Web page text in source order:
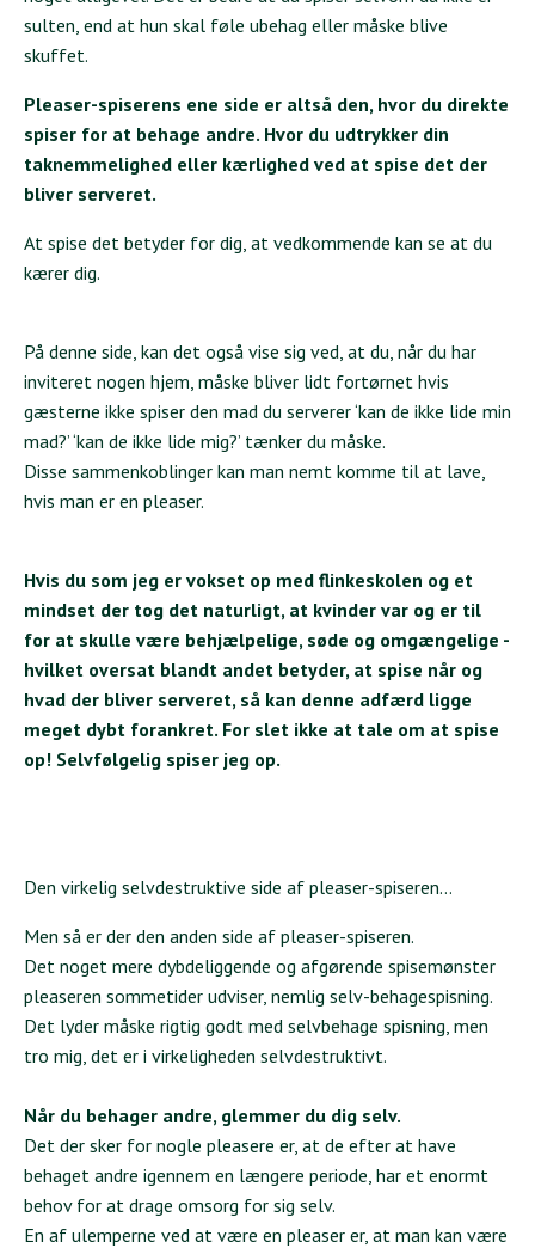
sulten, end at hun skal føle ubehag eller måske blive
skuffet.
Pleaser-spiserens ene side er altså den, hvor du direkte
spiser for at behage andre. Hvor du udtrykker din
taknemmelighed eller kærlighed ved at spise det der
bliver serveret.
At spise det betyder for dig, at vedkommende kan se at du
kærer dig.
På denne side, kan det også vise sig ved, at du, når du har
inviteret nogen hjem, måske bliver lidt fortørnet hvis
gæsterne ikke spiser den mad du serverer ‘kan de ikke lide min
mad?’ ‘kan de ikke lide mig?’ tænker du måske.
Disse sammenkoblinger kan man nemt komme til at lave,
hvis man er en pleaser.
Hvis du som jeg er vokset op med flinkeskolen og et
mindset der tog det naturligt, at kvinder var og er til
for at skulle være behjælpelige, søde og omgængelige -
hvilket oversat blandt andet betyder, at spise når og
hvad der bliver serveret, så kan denne adfærd ligge
meget dybt forankret. For slet ikke at tale om at spise
op! Selvfølgelig spiser jeg op.
Den virkelig selvdestruktive side af pleaser-spiseren…
Men så er der den anden side af pleaser-spiseren.
Det noget mere dybdeliggende og afgørende spisemønster
pleaseren sommetider udviser, nemlig selv-behagespisning.
Det lyder måske rigtig godt med selvbehage spisning, men
tro mig, det er i virkeligheden selvdestruktivt.
Når du behager andre, glemmer du dig selv.
Det der sker for nogle pleasere er, at de efter at have
behaget andre igennem en længere periode, har et enormt
behov for at drage omsorg for sig selv.
En af ulemperne ved at være en pleaser er, at man kan være